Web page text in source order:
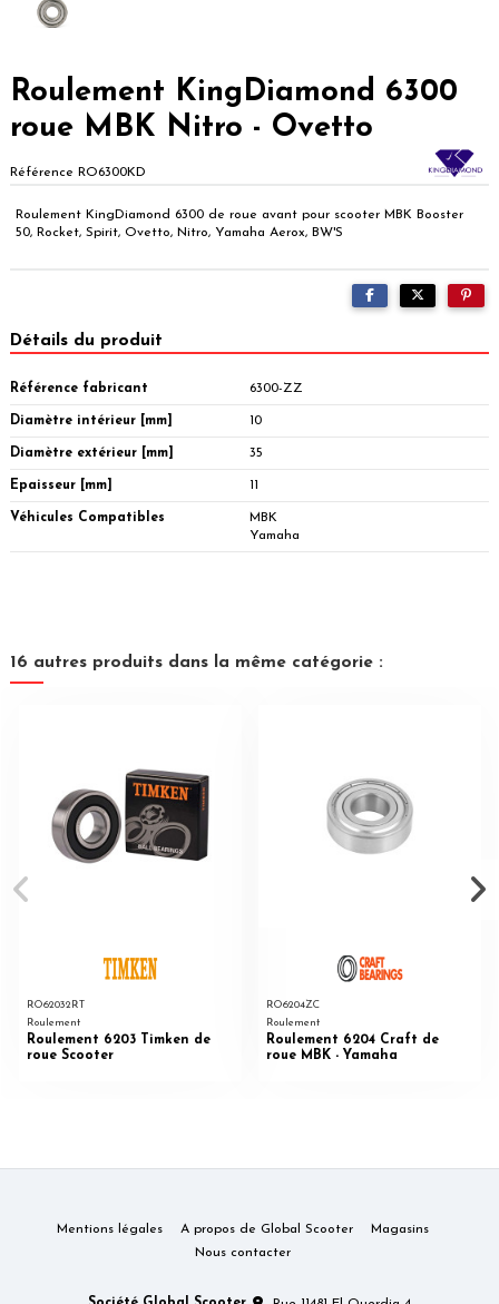
Roulement KingDiamond 6300
roue MBK Nitro - Ovetto
Référence RO6300KD
Roulement KingDiamond 6300 de roue avant pour scooter MBK Booster
50, Rocket, Spirit, Ovetto, Nitro, Yamaha Aerox, BW'S
Détails du produit
Référence fabricant 6300-ZZ
Diamètre intérieur [mm] 10
Diamètre extérieur [mm] 35
Epaisseur [mm] 11
Véhicules Compatibles
MBK
Yamaha
16 autres produits dans la même catégorie :
RO62032RT
Roulement
Roulement 6203 Timken de
roue Scooter
RO6204ZC
Roulement
Roulement 6204 Craft de
roue MBK - Yamaha
Mentions légales A propos de Global Scooter
Magasins
Nous contacter